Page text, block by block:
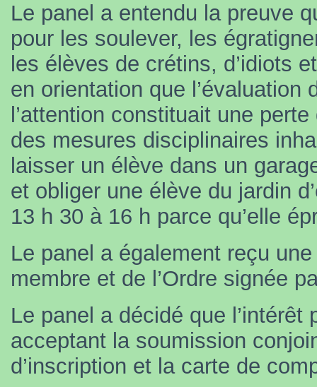
Le panel a entendu la preuve
pour les soulever, les
les élèves de crétins, d’idiots
en orientation que
l’attention constituait une
des mesures disciplinaires
laisser un élève dans un
et obliger une élève du jardin
13 h 30 à 16 h parce qu’elle
Le panel a également reçu
membre et de l’Ordre signée
Le panel a décidé que
acceptant la soumission
d’inscription et la carte de